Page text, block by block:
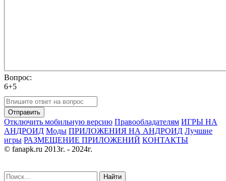
Вопрос:
6+5
Отправить
Отключить мобильную версию Правообладателям ИГРЫ НА
АНДРОИД Моды ПРИЛОЖЕНИЯ НА АНДРОИД Лучшие
игры РАЗМЕЩЕНИЕ ПРИЛОЖЕНИЙ КОНТАКТЫ
© fanapk.ru 2013г. - 2024г.
Найти